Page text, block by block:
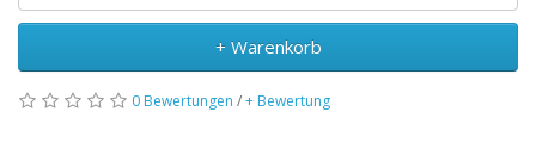
+ Warenkorb
0 Bewertungen /+ Bewertung